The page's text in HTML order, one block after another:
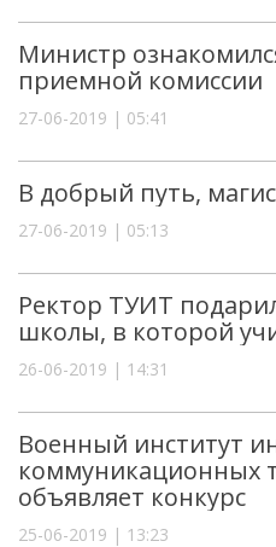
Министр
приемной комиссии
27-06-2019 | 05:41
В добрый путь,
27-06-2019 | 05:13
Ректор ТУИТ
школы, в которой
26-06-2019 | 14:31
Военный институт
коммуникационных
объявляет конкурс
25-06-2019 | 13:23